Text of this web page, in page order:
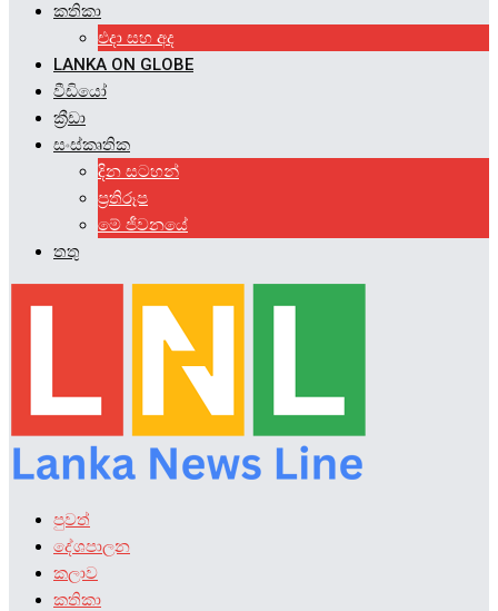
කතිකා
එදා සහ අද
LANKA ON GLOBE
වීඩියෝ
ක්‍රීඩා
සංස්කෘතික
දින සටහන්
ප්‍රතිරූප
මේ ජීවනයේ
තතු
පුවත්
දේශපාලන
කලාව
කතිකා